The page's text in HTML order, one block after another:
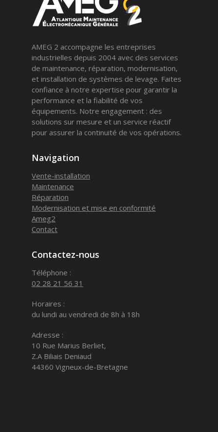
AMEG 2 accompagne les entreprises
industrielles depuis 2004 avec des services
de maintenance, réparation, modernisation,
et installation de systèmes de levage. Faites
confiance à notre expertise pour garantir la
performance et la fiabilité de vos
équipements. Notre engagement : des
solutions sur mesure et un service réactif
pour assurer la continuité de vos opérations.
Navigation
Vente-installation
Maintenance
Réparation
Modernisation et mise en conformité
Ameg2
Contact
Contactez-nous
Téléphone :
02 28 21 56 31
Horaires :
du lundi au vendredi de 8h à 18h
Adresse :
10 Rue Marius Berliet,
Z.A Biliais Deniaud
44360 Vigneux-de-Bretagne